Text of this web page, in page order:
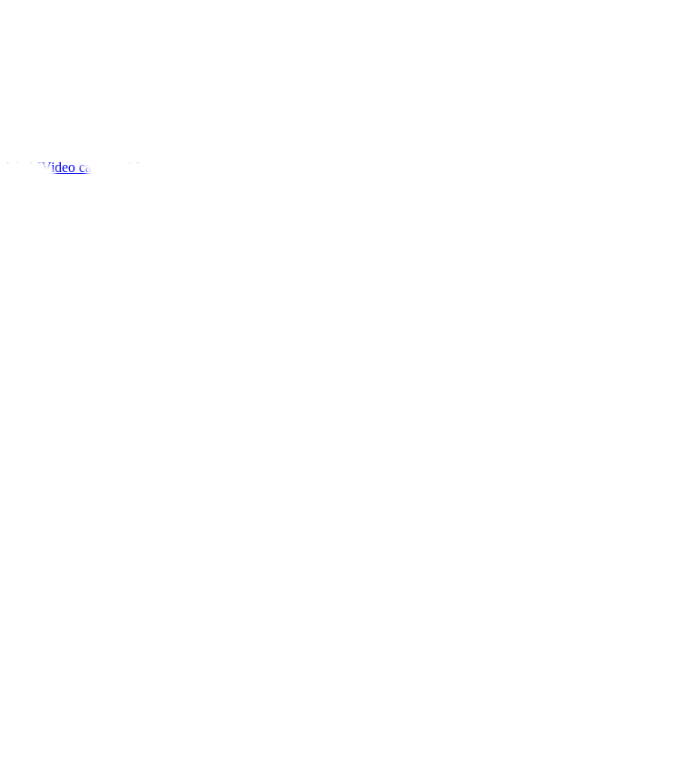
hát AIVideo ca nhạc AI
khác